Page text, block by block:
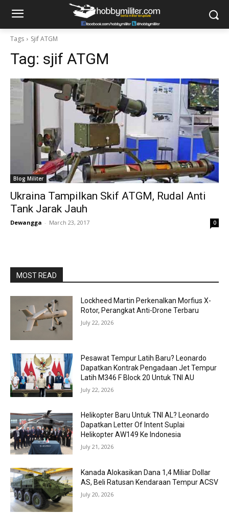
Tags Sjif ATGM
Tag: sjif ATGM
Blog Militer
Ukraina Tampilkan Skif ATGM, Rudal Anti
Tank Jarak Jauh
Dewangga - March 23, 2017 0
MOST READ
Lockheed Martin Perkenalkan Morfius X-
Rotor, Perangkat Anti-Drone Terbaru
July 22, 2026
Pesawat Tempur Latih Baru? Leonardo
Dapatkan Kontrak Pengadaan Jet Tempur
Latih M346 F Block 20 Untuk TNI AU
July 22, 2026
Helikopter Baru Untuk TNI AL? Leonardo
Dapatkan Letter Of Intent Suplai
Helikopter AW149 Ke Indonesia
July 21, 2026
Kanada Alokasikan Dana 1,4 Miliar Dollar
AS, Beli Ratusan Kendaraan Tempur ACSV
July 20, 2026